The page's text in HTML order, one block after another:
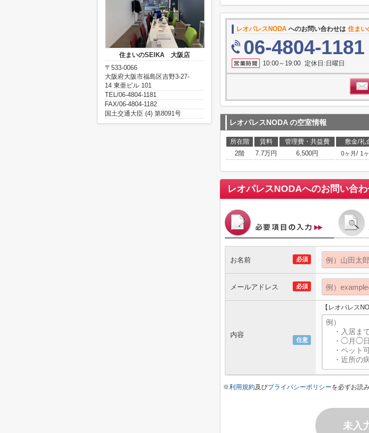
レオパレスNODA へのお問い合わせは 住ま
06-4804-1181
10:00～19:00 定休日:日曜日
レオパレスNODA の空室情報
所在階 賃料 管理費・共益費 敷金/礼
2階
7.7万円 6,500円 0ヶ月 / 1
レオパレスNODAへのお問い合
必須
お名前
必須
メールアドレス
任意
内容
【レオパレス
※利用規約及びプライバシーポリシーを必ずお読
未入
住まいのSEIKA 大阪店
〒533-0066
大阪府大阪市福島区吉野3-27-
14 東亜ビル 101
TEL/06-4804-1181
FAX/06-4804-1182
国土交通大臣 (4) 第8091号